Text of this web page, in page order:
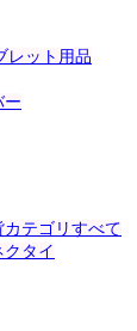
レット用品
ー
テゴリすべて
タイ